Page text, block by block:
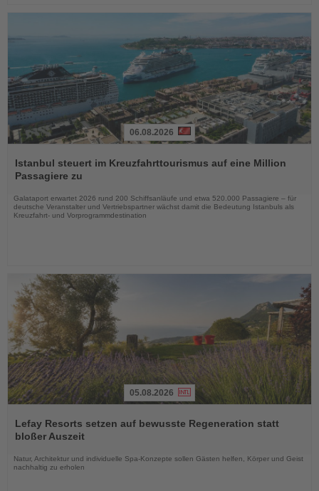
Sie
die
Nachrichten
06.08.2026
Istanbul steuert im Kreuzfahrttourismus auf eine Million
Passagiere zu
Galataport erwartet 2026 rund 200 Schiffsanläufe und etwa 520.000 Passagiere – für
deutsche Veranstalter und Vertriebspartner wächst damit die Bedeutung Istanbuls als
Kreuzfahrt- und Vorprogrammdestination
Sie
die
05.08.2026
Lefay Resorts setzen auf bewusste Regeneration statt
bloßer Auszeit
Natur, Architektur und individuelle Spa-Konzepte sollen Gästen helfen, Körper und Geist
nachhaltig zu erholen